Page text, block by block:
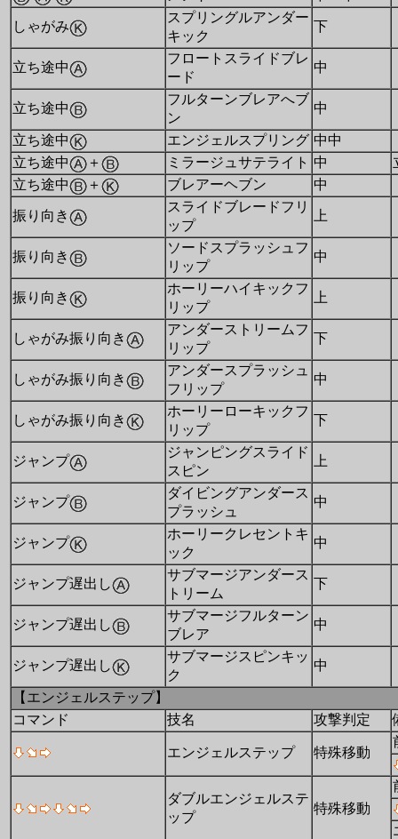
しゃがみ
スプリングルアンダー
キック
下
立ち途中
フロートスライドブレ
ード
中
立ち途中
フルターンブレアへブ
ン
中
立ち途中 エンジェルスプリング 中中
立ち途中
＋ ミラージュサテライト 中
立ち途中
＋ ブレアーヘブン 中
振り向き
スライドブレードフリ
ップ
上
振り向き
ソードスプラッシュフ
リップ
中
振り向き
ホーリーハイキックフ
リップ
上
しゃがみ振り向き
アンダーストリームフ
リップ
下
しゃがみ振り向き
アンダースプラッシュ
フリップ
中
しゃがみ振り向き
ホーリーローキックフ
リップ
下
ジャンプ
ジャンピングスライド
スピン
上
ジャンプ
ダイビングアンダース
プラッシュ
中
ジャンプ
ホーリークレセントキ
ック
中
ジャンプ遅出し
サブマージアンダース
トリーム
下
ジャンプ遅出し
サブマージフルターン
ブレア
中
ジャンプ遅出し
サブマージスピンキッ
ク
中
【エンジェルステップ】
コマンド
技名 攻撃判定
エンジェルステップ 特殊移動
ダブルエンジェルステ
ップ
特殊移動